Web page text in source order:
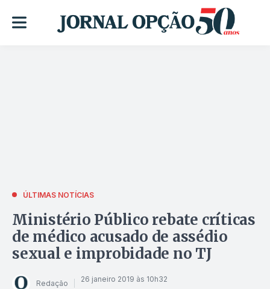
ÚLTIMAS NOTÍCIAS
Ministério Público rebate críticas
de médico acusado de assédio
sexual e improbidade no TJ
Redação 26 janeiro 2019 às 10h32